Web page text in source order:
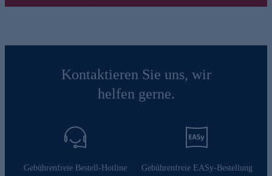
Kontaktieren Sie uns, wir
helfen gerne.
Gebührenfreie Bestell-Hotline Gebührenfreie EASy-Bestellung